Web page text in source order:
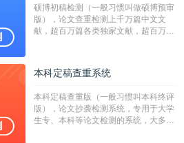
硕博初稿检测（一般习惯叫做硕博预审
版），论文查重检测上千万篇中文文
献，超百万篇各类独家文献，超百万港
校用来检测硕博论文的系统，检测范围
广，数据来源真实，检测算法合理!本
字符数30万）
本科定稿查重系统
本科定稿查重版（一般习惯叫本科终评
版），论文抄袭检测系统，专用于大学
生专、本科等论文检测的系统，大多数